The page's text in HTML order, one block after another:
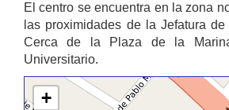
El centro se encuentra en la zona
las proximidades de la Jefatura
Cerca de la Plaza de la
Universitario.
+